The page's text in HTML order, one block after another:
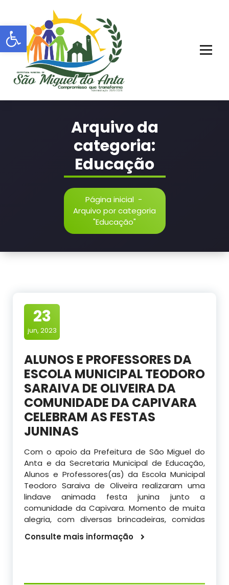
Barra de Ferramentas Aberta
o
conteúdo
Arquivo da
categoria:
Educação
Página inicial -
Arquivo por categoria
"Educação"
23
jun, 2023
ALUNOS E PROFESSORES DA
ESCOLA MUNICIPAL TEODORO
SARAIVA DE OLIVEIRA DA
COMUNIDADE DA CAPIVARA
CELEBRAM AS FESTAS
JUNINAS
Com o apoio da Prefeitura de São Miguel do
Anta e da Secretaria Municipal de Educação,
Alunos e Professores(as) da Escola Municipal
Teodoro Saraiva de Oliveira realizaram uma
lindave animada festa junina junto a
comunidade da Capivara. Momento de muita
alegria, com diversas brincadeiras, comidas
Consulte mais informação